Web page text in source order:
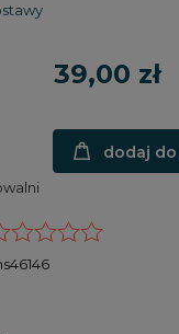
39,00 zł
dodaj